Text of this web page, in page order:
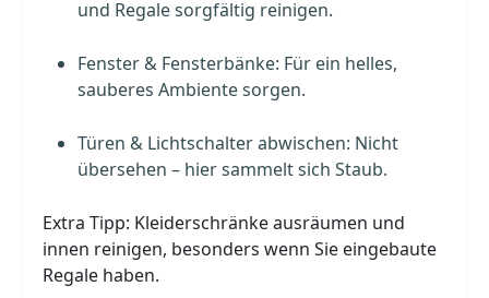
und Regale sorgfältig reinigen.
Fenster & Fensterbänke: Für ein helles,
sauberes Ambiente sorgen.
Türen & Lichtschalter abwischen: Nicht
übersehen – hier sammelt sich Staub.
Extra Tipp: Kleiderschränke ausräumen und
innen reinigen, besonders wenn Sie eingebaute
Regale haben.